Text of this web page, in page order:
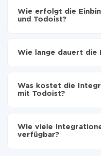
Wie erfolgt die
und Todoist?
zu übertragen
Ads auf Todoist
Wie lange dauert die
Im Durchschnitt dauert
Was kostet die
mit Todoist?
zahlen nur für die
Service von einem
Wie viele
verfügbar?